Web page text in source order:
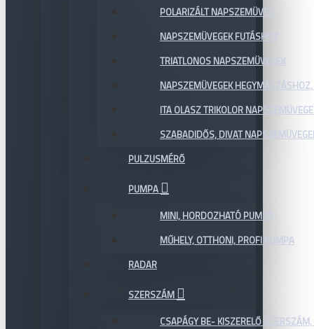
POLARIZÁLT NAPSZEMÜVEG
NAPSZEMÜVEGEK FUTÁSHOZ
TRIATLONOS NAPSZEMÜVEGEK
NAPSZEMÜVEGEK
ITA OLASZ TRIKOLOR
SZABADIDŐS, DIVAT
PULZUSMÉRŐ
PUMPA
MINI, HORDOZHATÓ PUMPA
MŰHELY, OTTHONI, PROFI PUMPA
RADAR
SZERSZÁM
CSAPÁGY BE- KISZERELŐ